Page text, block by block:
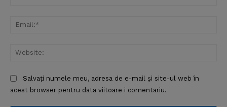
Salvați numele meu, adresa de e-mail și site-ul web în
acest browser pentru data viitoare i comentariu.